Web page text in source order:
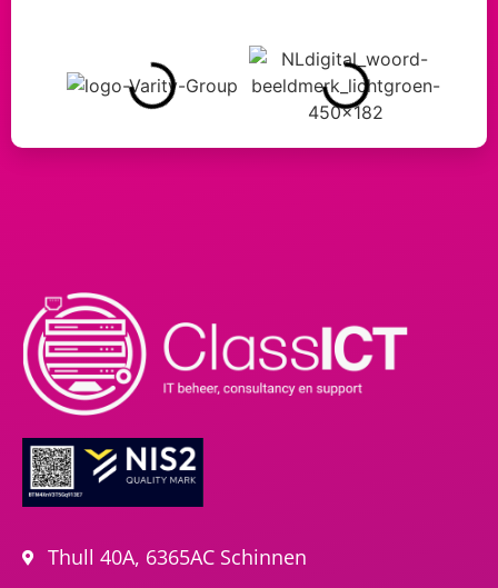
Thull 40A, 6365AC Schinnen